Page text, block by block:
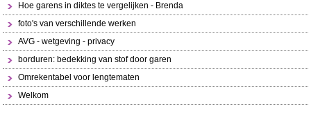
Hoe garens in diktes te vergelijken - Brenda
foto's van verschillende werken
AVG - wetgeving - privacy
borduren: bedekking van stof door garen
Omrekentabel voor lengtematen
Welkom